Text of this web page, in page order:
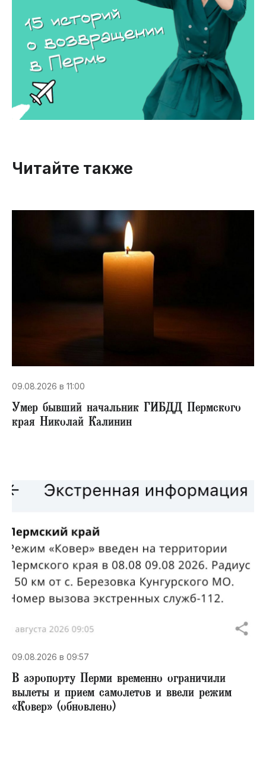
Читайте также
09.08.2026 в 11:00
Умер бывший начальник ГИБДД Пермского
края Николай Калинин
09.08.2026 в 09:57
В аэропорту Перми временно ограничили
вылеты и прием самолетов и ввели режим
«Ковер» (обновлено)